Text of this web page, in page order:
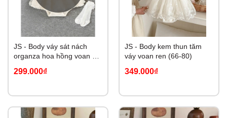
JS - Body váy sát nách
organza hoa hồng voan nối
299.000₫
JS - Body kem thun tăm
váy voan ren (66-80)
349.000₫